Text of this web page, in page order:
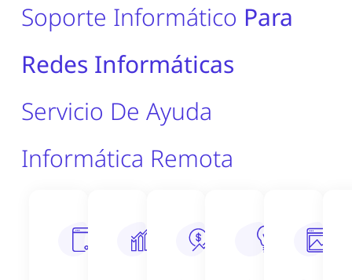
Soporte Informático Para
Redes Informáticas
Servicio De Ayuda
Informática Remota